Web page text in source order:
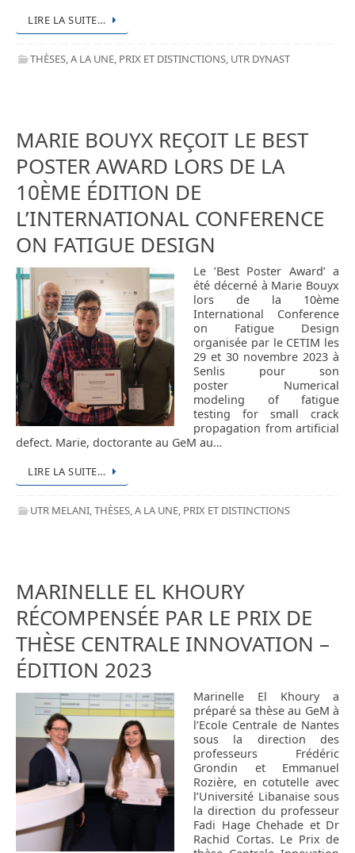
LIRE LA SUITE…
THÈSES,A LA UNE, PRIX ET DISTINCTIONS, UTR DYNAST
MARIE BOUYX REÇOIT LE BEST
POSTER AWARD LORS DE LA
10ÈME ÉDITION DE
L’INTERNATIONAL CONFERENCE
ON FATIGUE DESIGN
Le ’Best Poster Award’ a
été décerné à Marie Bouyx
lors de la 10ème
International Conference
on Fatigue Design
organisée par le CETIM les
29 et 30 novembre 2023 à
Senlis pour son
poster Numerical
modeling of fatigue
testing for small crack
propagation from artificial
defect. Marie, doctorante au GeM au…
LIRE LA SUITE…
UTR MELANI ,THÈSES ,A LA UNE PRIX ET DISTINCTIONS
MARINELLE EL KHOURY
RÉCOMPENSÉE PAR LE PRIX DE
THÈSE CENTRALE INNOVATION –
ÉDITION 2023
Marinelle El Khoury a
préparé sa thèse au GeM à
l’Ecole Centrale de Nantes
sous la direction des
professeurs Frédéric
Grondin et Emmanuel
Rozière, en cotutelle avec
l’Université Libanaise sous
la direction du professeur
Fadi Hage Chehade et Dr
Rachid Cortas. Le Prix de